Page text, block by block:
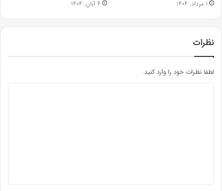
1 مرداد, 1404 4 آبان, 1404
نظرات
لطفا نظرات خود را وارد کنید.